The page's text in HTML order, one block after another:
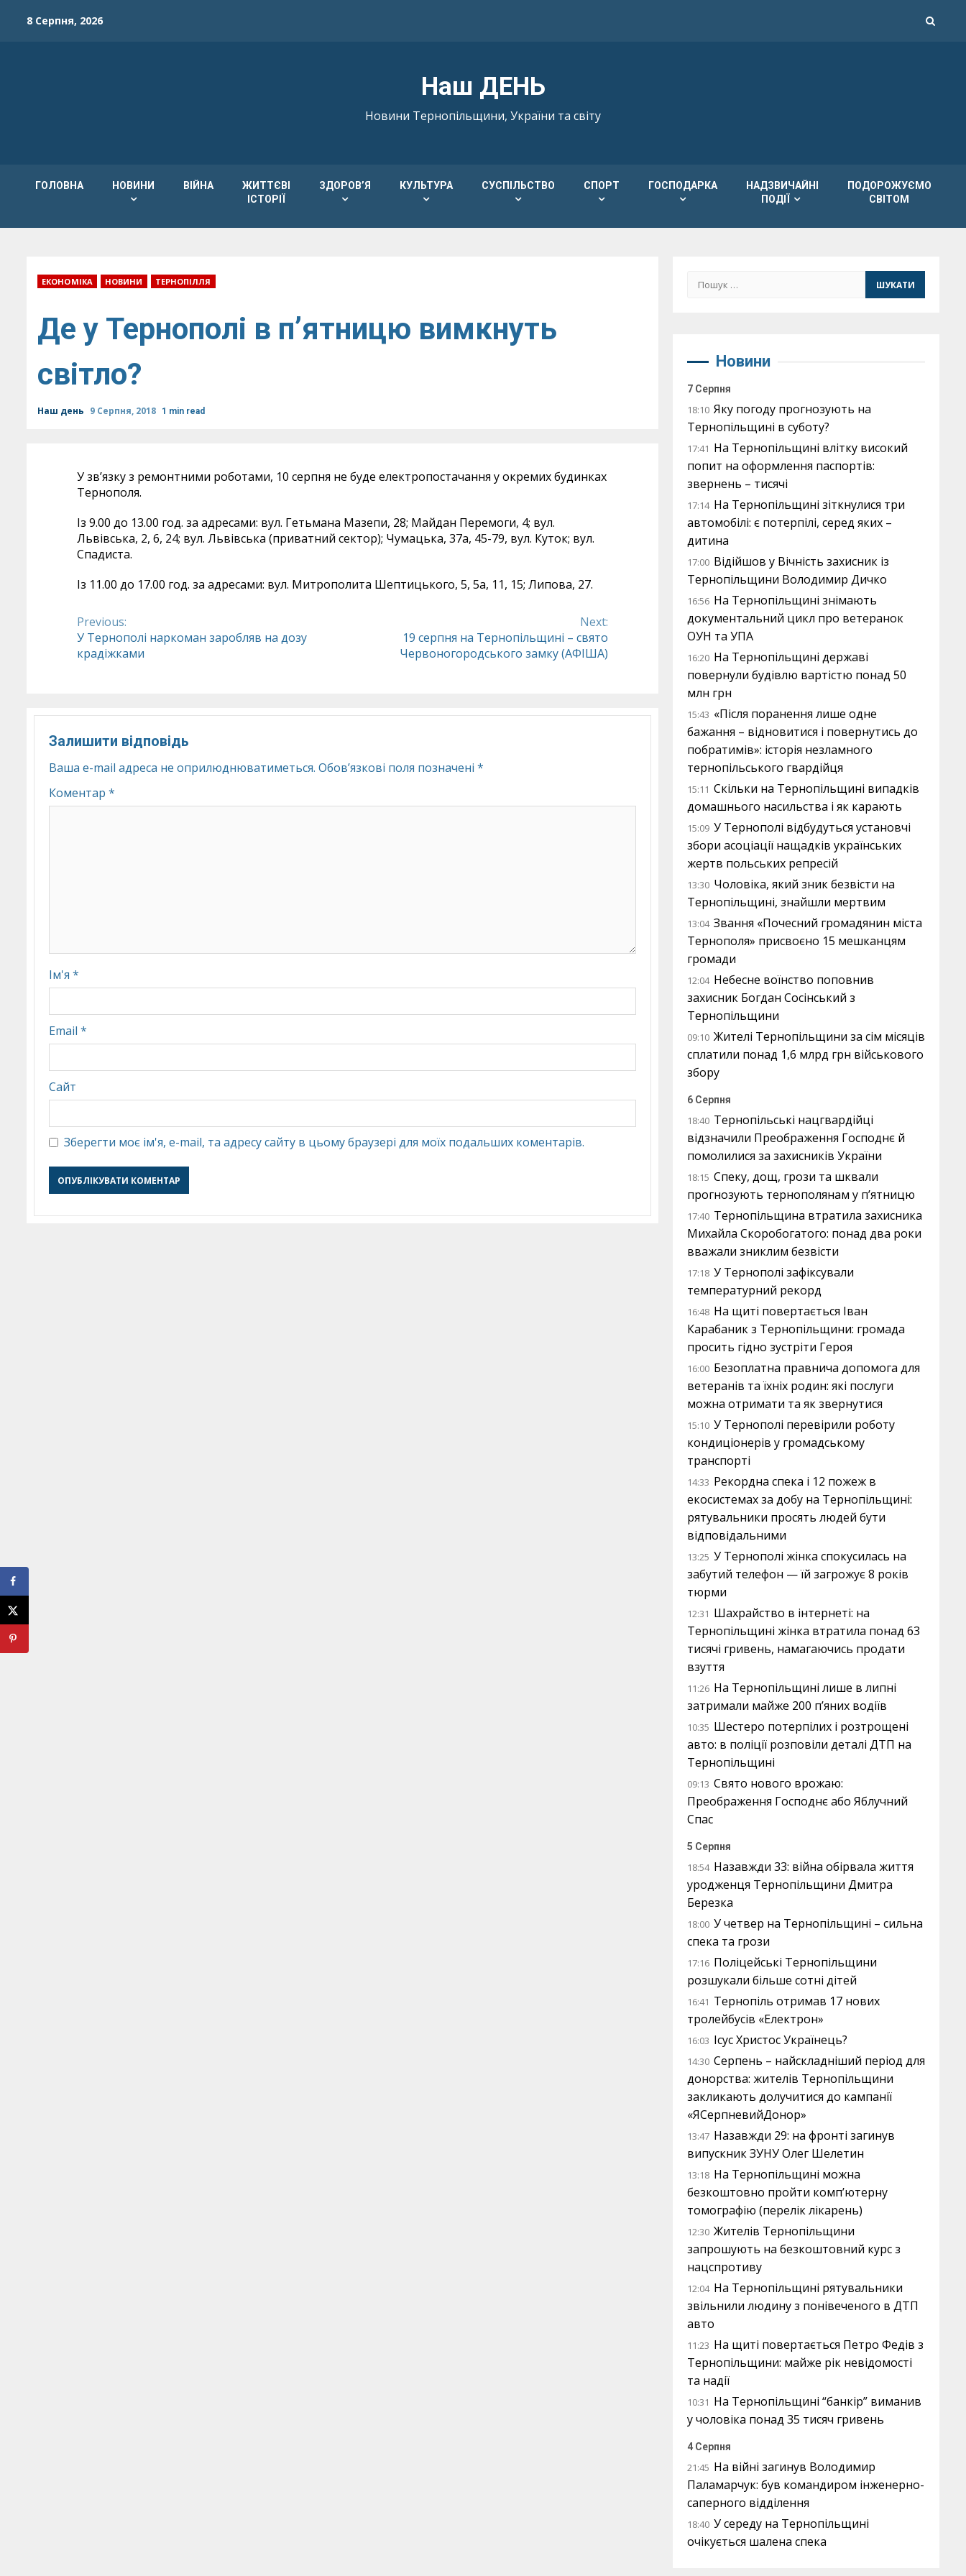
8 Серпня, 2026
Наш ДЕНЬ
Новини Тернопільщини, України та світу
ГОЛОВНА НОВИНИ ВІЙНА
ЖИТТЄВІ
ІСТОРІЇ
ЗДОРОВ’Я КУЛЬТУРА СУСПІЛЬСТВО СПОРТ ГОСПОДАРКА
НАДЗВИЧАЙНІ
ПОДІЇ
ПОДОРОЖУЄМО
СВІТОМ
ЕКОНОМІКА НОВИНИ ТЕРНОПІЛЛЯ
Де у Тернополі в п’ятницю вимкнуть
світло?
Наш день 9 Серпня, 2018 1 min read
У зв’язку з ремонтними роботами, 10 серпня не буде електропостачання у окремих будинках
Тернополя.
Із 9.00 до 13.00 год. за адресами: вул. Гетьмана Мазепи, 28; Майдан Перемоги, 4; вул.
Львівська, 2, 6, 24; вул. Львівська (приватний сектор); Чумацька, 37а, 45-79, вул. Куток; вул.
Спадиста.
Із 11.00 до 17.00 год. за адресами: вул. Митрополита Шептицького, 5, 5а, 11, 15; Липова, 27.
Continue
Reading
Previous:
У Тернополі наркоман заробляв на дозу
крадіжками
Next:
19 серпня на Тернопільщині – свято
Червоногородського замку (АФІША)
Залишити відповідь
Ваша e-mail адреса не оприлюднюватиметься. Обов’язкові поля позначені *
Коментар *
Ім'я *
Email *
Сайт
Зберегти моє ім'я, e-mail, та адресу сайту в цьому браузері для моїх подальших коментарів.
Пошук:
Новини
7 Серпня
18:10 Яку погоду прогнозують на
Тернопільщині в суботу?
17:41 На Тернопільщині влітку високий
попит на оформлення паспортів:
звернень – тисячі
17:14 На Тернопільщині зіткнулися три
автомобілі: є потерпілі, серед яких –
дитина
17:00 Відійшов у Вічність захисник із
Тернопільщини Володимир Дичко
16:56 На Тернопільщині знімають
документальний цикл про ветеранок
ОУН та УПА
16:20 На Тернопільщині державі
повернули будівлю вартістю понад 50
млн грн
15:43 «Після поранення лише одне
бажання – відновитися і повернутись до
побратимів»: історія незламного
тернопільського гвардійця
15:11 Скільки на Тернопільщині випадків
домашнього насильства і як карають
15:09 У Тернополі відбудуться установчі
збори асоціації нащадків українських
жертв польських репресій
13:30 Чоловіка, який зник безвісти на
Тернопільщині, знайшли мертвим
13:04 Звання «Почесний громадянин міста
Тернополя» присвоєно 15 мешканцям
громади
12:04 Небесне воїнство поповнив
захисник Богдан Сосінський з
Тернопільщини
09:10 Жителі Тернопільщини за сім місяців
сплатили понад 1,6 млрд грн військового
збору
6 Серпня
18:40 Тернопільські нацгвардійці
відзначили Преображення Господнє й
помолилися за захисників України
18:15 Спеку, дощ, грози та шквали
прогнозують тернополянам у п’ятницю
17:40 Тернопільщина втратила захисника
Михайла Скоробогатого: понад два роки
вважали зниклим безвісти
17:18 У Тернополі зафіксували
температурний рекорд
16:48 На щиті повертається Іван
Карабаник з Тернопільщини: громада
просить гідно зустріти Героя
16:00 Безоплатна правнича допомога для
ветеранів та їхніх родин: які послуги
можна отримати та як звернутися
15:10 У Тернополі перевірили роботу
кондиціонерів у громадському
транспорті
14:33 Рекордна спека і 12 пожеж в
екосистемах за добу на Тернопільщині:
рятувальники просять людей бути
відповідальними
13:25 У Тернополі жінка спокусилась на
забутий телефон — їй загрожує 8 років
тюрми
12:31 Шахрайство в інтернеті: на
Тернопільщині жінка втратила понад 63
тисячі гривень, намагаючись продати
взуття
11:26 На Тернопільщині лише в липні
затримали майже 200 п’яних водіїв
10:35 Шестеро потерпілих і розтрощені
авто: в поліції розповіли деталі ДТП на
Тернопільщині
09:13 Свято нового врожаю:
Преображення Господнє або Яблучний
Спас
5 Серпня
18:54 Назавжди 33: війна обірвала життя
уродженця Тернопільщини Дмитра
Березка
18:00 У четвер на Тернопільщині – сильна
спека та грози
17:16 Поліцейські Тернопільщини
розшукали більше сотні дітей
16:41 Тернопіль отримав 17 нових
тролейбусів «Електрон»
16:03 Ісус Христос Українець?
14:30 Серпень – найскладніший період для
донорства: жителів Тернопільщини
закликають долучитися до кампанії
«ЯСерпневийДонор»
13:47 Назавжди 29: на фронті загинув
випускник ЗУНУ Олег Шелетин
13:18 На Тернопільщині можна
безкоштовно пройти комп’ютерну
томографію (перелік лікарень)
12:30 Жителів Тернопільщини
запрошують на безкоштовний курс з
нацспротиву
12:04 На Тернопільщині рятувальники
звільнили людину з понівеченого в ДТП
авто
11:23 На щиті повертається Петро Федів з
Тернопільщини: майже рік невідомості
та надії
10:31 На Тернопільщині “банкір” виманив
у чоловіка понад 35 тисяч гривень
4 Серпня
21:45 На війні загинув Володимир
Паламарчук: був командиром інженерно-
саперного відділення
18:40 У середу на Тернопільщині
очікується шалена спека